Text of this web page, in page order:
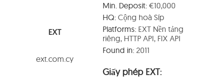
MỞ TÀI KHOẢN MIỄN PHÍ
EXT
ext.com.cy
Min. Deposit:€10,000
HQ:Cộng hoà Síp
Platforms:EXT Nền tảng
riêng, HTTP API, FIX API
Found in:2011
Giấy phép EXT: